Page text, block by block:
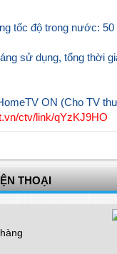
tốc độ trong nước: 50
sử dụng, tổng thời
ON (Cho TV
ctv/link/qYzKJ9HO
THOẠI